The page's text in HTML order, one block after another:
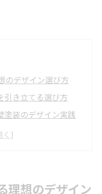
のデザイン選び方
引き立てる選び方
塗装のデザイン実践
る色選びのコツ
理想のデザイン